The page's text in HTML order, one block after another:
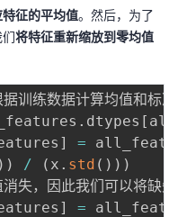
征的平均值。然后，为了
将特征重新缩放到零均值
训练数据计算均值和标
. dtypes [
] =
) ) / ( x . std ( ) ) )
失，因此我们可以将缺
] =